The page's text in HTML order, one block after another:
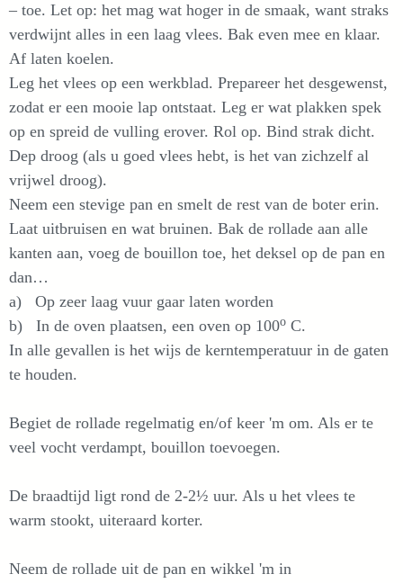
– toe. Let op: het mag wat hoger in de smaak, want straks
verdwijnt alles in een laag vlees. Bak even mee en klaar.
Af laten koelen.
Leg het vlees op een werkblad. Prepareer het desgewenst,
zodat er een mooie lap ontstaat. Leg er wat plakken spek
op en spreid de vulling erover. Rol op. Bind strak dicht.
Dep droog (als u goed vlees hebt, is het van zichzelf al
vrijwel droog).
Neem een stevige pan en smelt de rest van de boter erin.
Laat uitbruisen en wat bruinen. Bak de rollade aan alle
kanten aan, voeg de bouillon toe, het deksel op de pan en
dan…
a) Op zeer laag vuur gaar laten worden
b) In de oven plaatsen, een oven op 100o C.
In alle gevallen is het wijs de kerntemperatuur in de gaten
te houden.
Begiet de rollade regelmatig en/of keer 'm om. Als er te
veel vocht verdampt, bouillon toevoegen.
De braadtijd ligt rond de 2-2½ uur. Als u het vlees te
warm stookt, uiteraard korter.
Neem de rollade uit de pan en wikkel 'm in